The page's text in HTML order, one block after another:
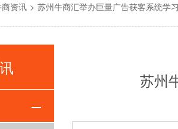
资讯 > 苏州牛商汇举办巨量广告获客系统学
苏州